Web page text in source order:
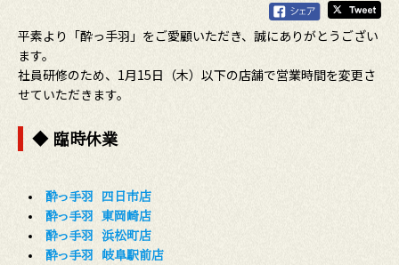
平素より「酔っ手羽」をご愛顧いただき、誠にありがとうござい
ます。
社員研修のため、1月15日（木）以下の店舗で営業時間を変更さ
せていただきます。
◆ 臨時休業
酔っ手羽 四日市店
酔っ手羽 東岡崎店
酔っ手羽 浜松町店
酔っ手羽 岐阜駅前店